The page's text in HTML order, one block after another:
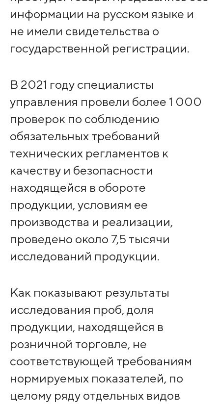
информации на русском языке и
не имели свидетельства о
государственной регистрации.
В 2021 году специалисты
управления провели более 1 000
проверок по соблюдению
обязательных требований
технических регламентов к
качеству и безопасности
находящейся в обороте
продукции, условиям ее
производства и реализации,
проведено около 7,5 тысячи
исследований продукции.
Как показывают результаты
исследования проб, доля
продукции, находящейся в
розничной торговле, не
соответствующей требованиям
нормируемых показателей, по
целому ряду отдельных видов